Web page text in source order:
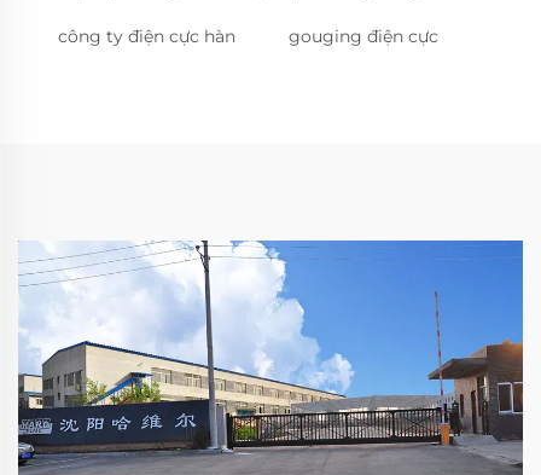
công ty điện cực hàn gouging điện cực